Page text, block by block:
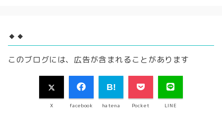
🔸🔸
このブログには、広告が含まれることがあります
X facebook hatena Pocket LINE